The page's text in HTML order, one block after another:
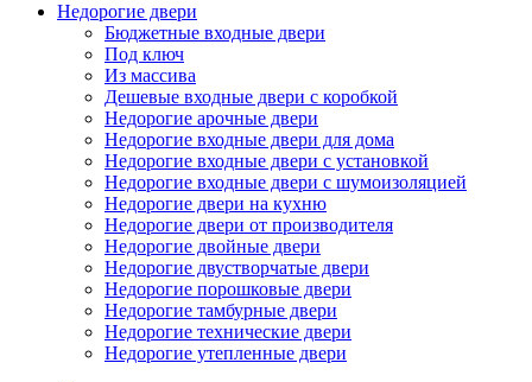
Недорогие двери
Бюджетные входные двери
Под ключ
Из массива
Дешевые входные двери с коробкой
Недорогие арочные двери
Недорогие входные двери для дома
Недорогие входные двери с установкой
Недорогие входные двери с шумоизоляцией
Недорогие двери на кухню
Недорогие двери от производителя
Недорогие двойные двери
Недорогие двустворчатые двери
Недорогие порошковые двери
Недорогие тамбурные двери
Недорогие технические двери
Недорогие утепленные двери